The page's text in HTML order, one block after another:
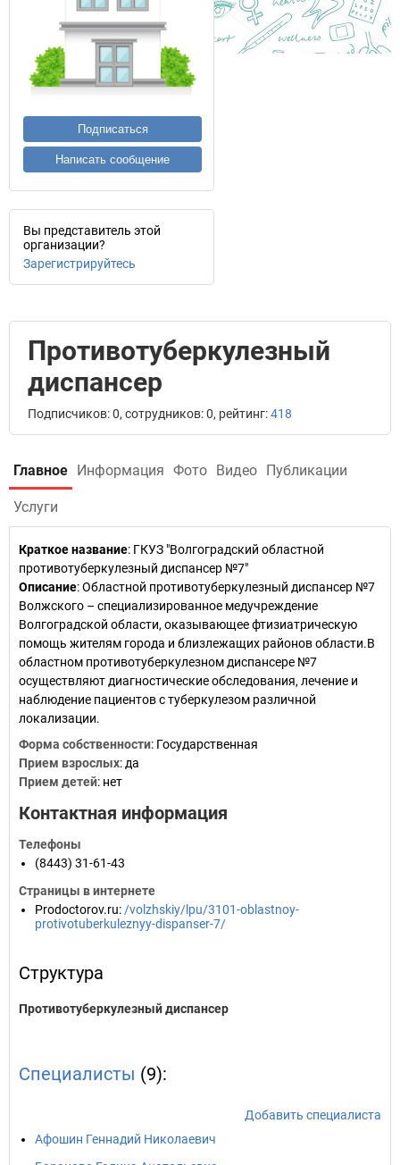
Подписаться
Написать сообщение
Вы представитель этой
организации?
Зарегистрируйтесь
Противотуберкулезный
диспансер
Подписчиков: 0, сотрудников: 0, рейтинг:418
Главное Информация Фото Видео Публикации
Услуги
Краткое название: ГКУЗ "Волгоградский областной
противотуберкулезный диспансер №7"
Описание: Областной противотуберкулезный диспансер №7
Волжского – специализированное медучреждение
Волгоградской области, оказывающее фтизиатрическую
помощь жителям города и близлежащих районов области.В
областном противотуберкулезном диспансере №7
осуществляют диагностические обследования, лечение и
наблюдение пациентов с туберкулезом различной
локализации.
Форма собственности: Государственная
Прием взрослых: да
Прием детей: нет
Контактная информация
Телефоны
(8443) 31-61-43
Страницы в интернете
Prodoctorov.ru: /volzhskiy/lpu/3101-oblastnoy-
protivotuberkuleznyy-dispanser-7/
Структура
Противотуберкулезный диспансер
Специалисты (9):
Добавить специалиста
Афошин Геннадий Николаевич